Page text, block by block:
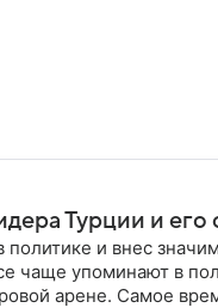
Турции и
и внес
чаще упоминают в
арене. Самое